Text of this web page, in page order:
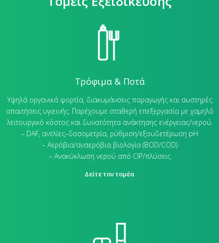
Τρόφιμα & Ποτά
Υψηλά οργανικά φορτία, διακυμάνσεις παραγωγής και αυστηρές
απαιτήσεις υγιεινής. Παρέχουμε σταθερή επεξεργασία με χαμηλό
λειτουργικό κόστος και δυνατότητα ανάκτησης ενέργειας/νερού.
– DAF, αντλίες–δοσομετρία, ρύθμιση/εξουδετέρωση pH
– Αερόβια/αναερόβια βιολογία (BOD/COD)
– Ανακύκλωση νερού από CIP/πλύσεις
Δείτε τον τομέα